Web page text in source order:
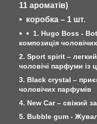
11 ароматів)
коробка – 1 шт.
1. Hugo Boss -
композиція
2. Sport spirit –
чоловічі парфуми із
3. Black crystal –
чоловічих парфумів
4. New Car – свіжий
5. Bubble gum -